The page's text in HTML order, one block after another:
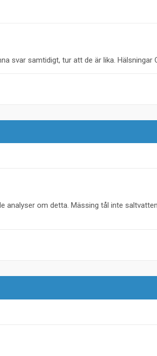
svar samtidigt, tur att de är lika. Hälsningar
analyser om detta. Mässing tål inte